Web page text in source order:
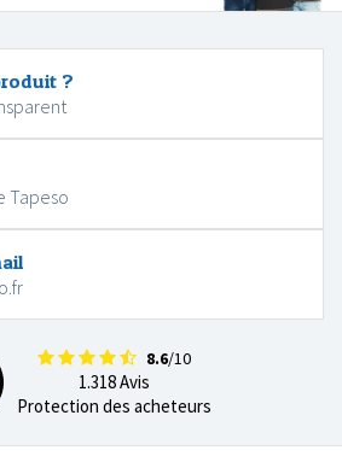
?
Tapeso
8.6/10
1.318 Avis
Protection des acheteurs